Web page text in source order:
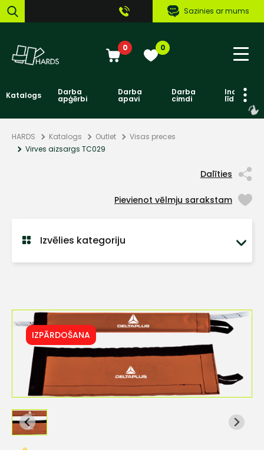
Sazinies ar mums
0 0
Katalogs Darba
apģērbi
Darba
apavi
Darba
cimdi līdzekļi
HARDS Katalogs Outlet
Visas preces
Virves aizsargs TC029
Dalīties
Pievienot vēlmju sarakstam
Izvēlies kategoriju
IZPĀRDOŠANA